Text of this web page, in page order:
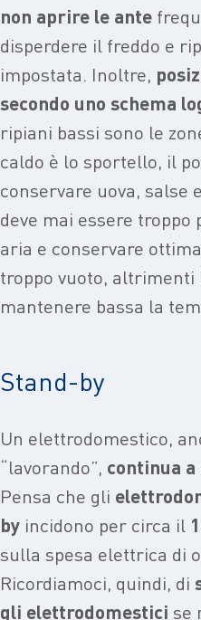
non aprire le ante
disperdere il freddo e
impostata. Inoltre,
secondo uno schema
ripiani bassi sono le
caldo è lo sportello, il
conservare uova, salse
deve mai essere
aria e conservare
troppo vuoto, altrimenti
mantenere bassa la
Stand-by
Un elettrodomestico,
“lavorando”, continua
Pensa che gli
by incidono per circa il
sulla spesa elettrica di
Ricordiamoci, quindi, di
gli elettrodomestici se